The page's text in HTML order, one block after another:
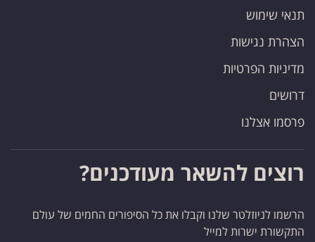
תנאי שימוש
הצהרת נגישות
מדיניות הפרטיות
דרושים
פרסמו אצלנו
רוצים להשאר מעודכנים?
הרשמו לניוזלטר שלנו וקבלו את כל הסיפורים החמים של עולם
התקשורת ישרות למייל